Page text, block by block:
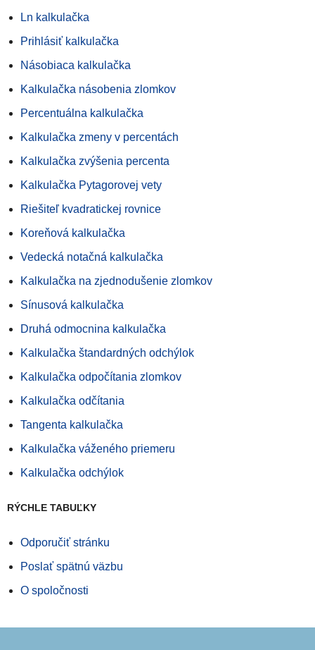
Ln kalkulačka
Prihlásiť kalkulačka
Násobiaca kalkulačka
Kalkulačka násobenia zlomkov
Percentuálna kalkulačka
Kalkulačka zmeny v percentách
Kalkulačka zvýšenia percenta
Kalkulačka Pytagorovej vety
Riešiteľ kvadratickej rovnice
Koreňová kalkulačka
Vedecká notačná kalkulačka
Kalkulačka na zjednodušenie zlomkov
Sínusová kalkulačka
Druhá odmocnina kalkulačka
Kalkulačka štandardných odchýlok
Kalkulačka odpočítania zlomkov
Kalkulačka odčítania
Tangenta kalkulačka
Kalkulačka váženého priemeru
Kalkulačka odchýlok
RÝCHLE TABUĽKY
Odporučiť stránku
Poslať spätnú väzbu
O spoločnosti